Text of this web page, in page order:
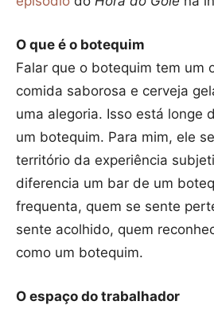
O que é o botequim
Falar que o botequim tem um
comida saborosa e cerveja
uma alegoria. Isso está longe
um botequim. Para mim, ele
território da experiência
diferencia um bar de um
frequenta, quem se sente
sente acolhido, quem
como um botequim.
O espaço do trabalhador